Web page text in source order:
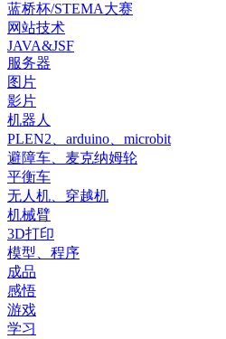
蓝桥杯/STEMA大赛
网站技术
JAVA&JSF
服务器
图片
影片
机器人
PLEN2、arduino、microbit
避障车、麦克纳姆轮
平衡车
无人机、穿越机
机械臂
3D打印
模型、程序
成品
感悟
游戏
学习